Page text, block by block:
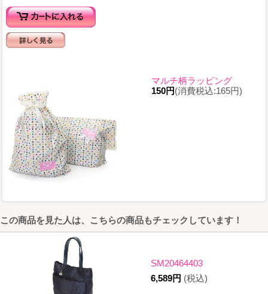
マルチ柄ラッピング
150円(消費税込:165円)
この商品を見た人は、こちらの商品もチェックしています！
SM20464403
6,589円 (税込)